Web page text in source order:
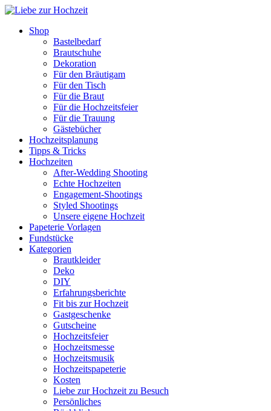
Shop
Bastelbedarf
Brautschuhe
Dekoration
Für den Bräutigam
Für den Tisch
Für die Braut
Für die Hochzeitsfeier
Für die Trauung
Gästebücher
Hochzeitsplanung
Tipps & Tricks
Hochzeiten
After-Wedding Shooting
Echte Hochzeiten
Engagement-Shootings
Styled Shootings
Unsere eigene Hochzeit
Papeterie Vorlagen
Fundstücke
Kategorien
Brautkleider
Deko
DIY
Erfahrungsberichte
Fit bis zur Hochzeit
Gastgeschenke
Gutscheine
Hochzeitsfeier
Hochzeitsmesse
Hochzeitsmusik
Hochzeitspapeterie
Kosten
Liebe zur Hochzeit zu Besuch
Persönliches